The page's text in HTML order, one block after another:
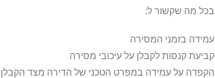
בכל מה שקשור ל:
עמידה בזמני המסירה
קביעת קנסות לקבלן על עיכובי מסירה
הקפדה על עמידה במפרט הטכני של הדירה מצד הקבלן